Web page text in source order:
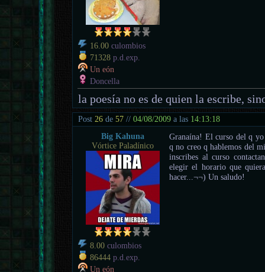
16.00 culombios
71328 p.d.exp.
Un eón
Doncella
la poesía no es de quien la escribe,
Post 26 de57 //04/08/2009 a las 14:13:18
Big Kahuna
Vórtice Paladínico
8.00 culombios
86444 p.d.exp.
Un eón
Granaína! El curso del q yo
q no creo q hablemos del
inscribes al curso
elegir el horario que
hacer...¬¬) Un saludo!